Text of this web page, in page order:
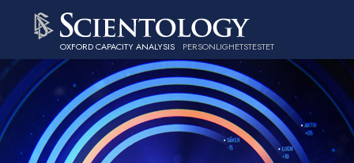
OXFORD CAPACITY ANALYSIS PERSONLIGHETSTESTET